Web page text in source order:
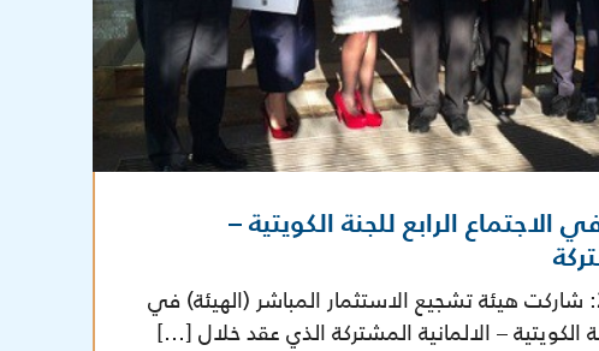
الاجتماع الرابع للجنة الكويتية –
24 ديسمبر، 2014: شاركت هيئة تشجيع الاستثمار المباشر (الهيئة) في
الكويتية – الالمانية المشتركة الذي عقد خلال […]